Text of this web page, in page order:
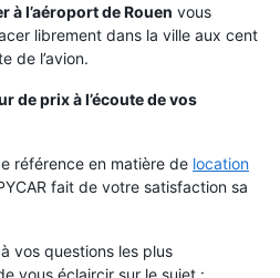
à l’aéroport de Rouen vous
librement dans la ville aux cent
de l’avion.
de prix à l’écoute de vos
référence en matière de location
fait de votre satisfaction sa
vos questions les plus
vous éclaircir sur le sujet :